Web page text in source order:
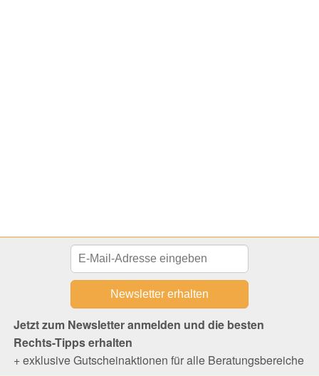
Jetzt zum Newsletter anmelden und die besten
Rechts-Tipps erhalten
+ exklusive Gutscheinaktionen für alle Beratungsbereiche